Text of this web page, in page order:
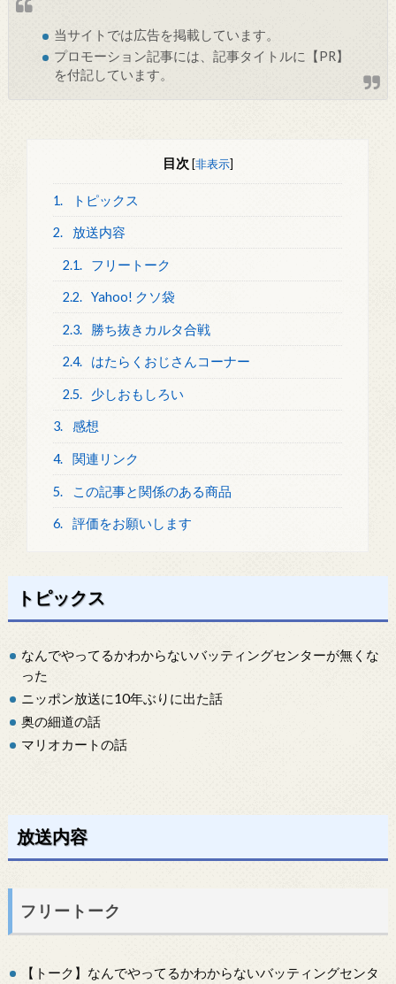
当サイトでは広告を掲載しています。
プロモーション記事には、記事タイトルに【PR】
を付記しています。
目次 [非表示]
1. トピックス
2. 放送内容
2.1. フリートーク
2.2. Yahoo! クソ袋
2.3. 勝ち抜きカルタ合戦
2.4. はたらくおじさんコーナー
2.5. 少しおもしろい
3. 感想
4. 関連リンク
5. この記事と関係のある商品
6. 評価をお願いします
トピックス
なんでやってるかわからないバッティングセンターが無くな
った
ニッポン放送に10年ぶりに出た話
奥の細道の話
マリオカートの話
放送内容
フリートーク
【トーク】なんでやってるかわからないバッティングセンタ